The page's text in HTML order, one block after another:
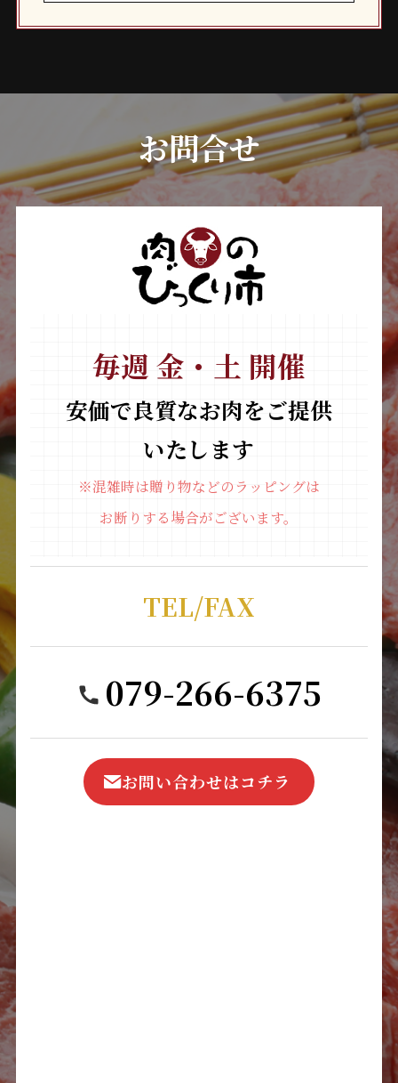
お問合せ
毎週 金・土 開催
安価で良質なお肉をご提供
いたします
※混雑時は贈り物などのラッピングは
お断りする場合がございます。
TEL/FAX
079-266-6375
お問い合わせはコチラ